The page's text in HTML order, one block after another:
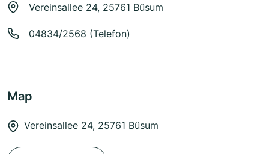
Vereinsallee 24, 25761 Büsum
04834/2568 (Telefon)
Map
Vereinsallee 24, 25761 Büsum